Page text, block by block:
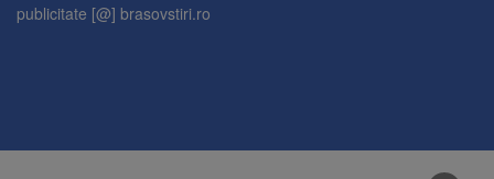
publicitate [@] brasovstiri.ro